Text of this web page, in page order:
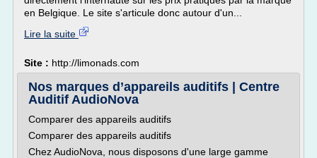
en Belgique. Le site s'articule donc autour d'un...
Lire la suite
Site : http://limonads.com
Nos marques d’appareils auditifs | Centre
Auditif AudioNova
Comparer des appareils auditifs
Comparer des appareils auditifs
Chez AudioNova, nous disposons d'une large gamme